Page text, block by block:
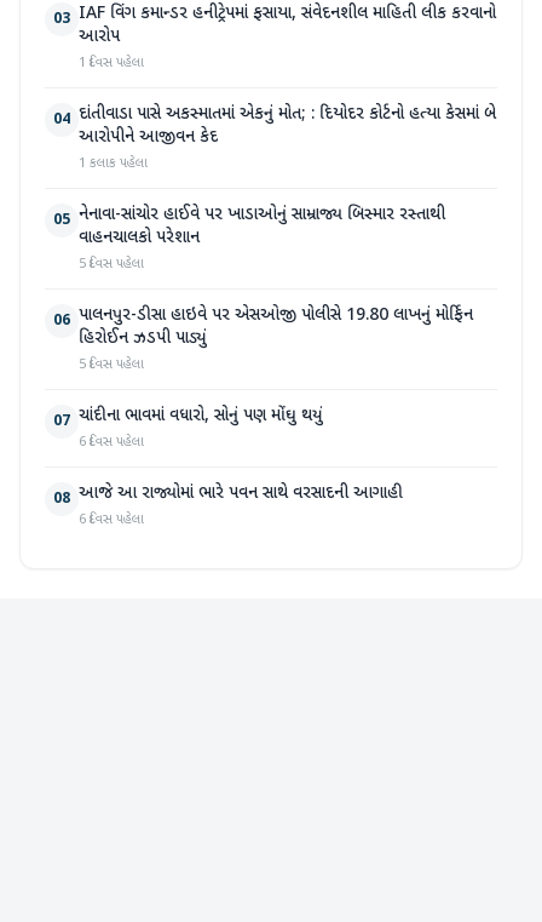
03 IAF વિંગ કમાન્ડર હનીટ્રેપમાં ફસાયા, સંવેદનશીલ માહિતી લીક કરવાનો
આરોપ
1 દિવસ પહેલા
04 દાંતીવાડા પાસે અકસ્માતમાં એકનું મોત; : દિયોદર કોર્ટનો હત્યા કેસમાં બે
આરોપીને આજીવન કેદ
1 કલાક પહેલા
05 નેનાવા-સાંચોર હાઈવે પર ખાડાઓનું સામ્રાજ્ય બિસ્માર રસ્તાથી
વાહનચાલકો પરેશાન
5 દિવસ પહેલા
06 પાલનપુર-ડીસા હાઇવે પર એસઓજી પોલીસે 19.80 લાખનું મોર્ફિન
હિરોઈન ઝડપી પાડ્યું
5 દિવસ પહેલા
07 ચાંદીના ભાવમાં વધારો, સોનું પણ મોંઘુ થયું
6 દિવસ પહેલા
08 આજે આ રાજ્યોમાં ભારે પવન સાથે વરસાદની આગાહી
6 દિવસ પહેલા